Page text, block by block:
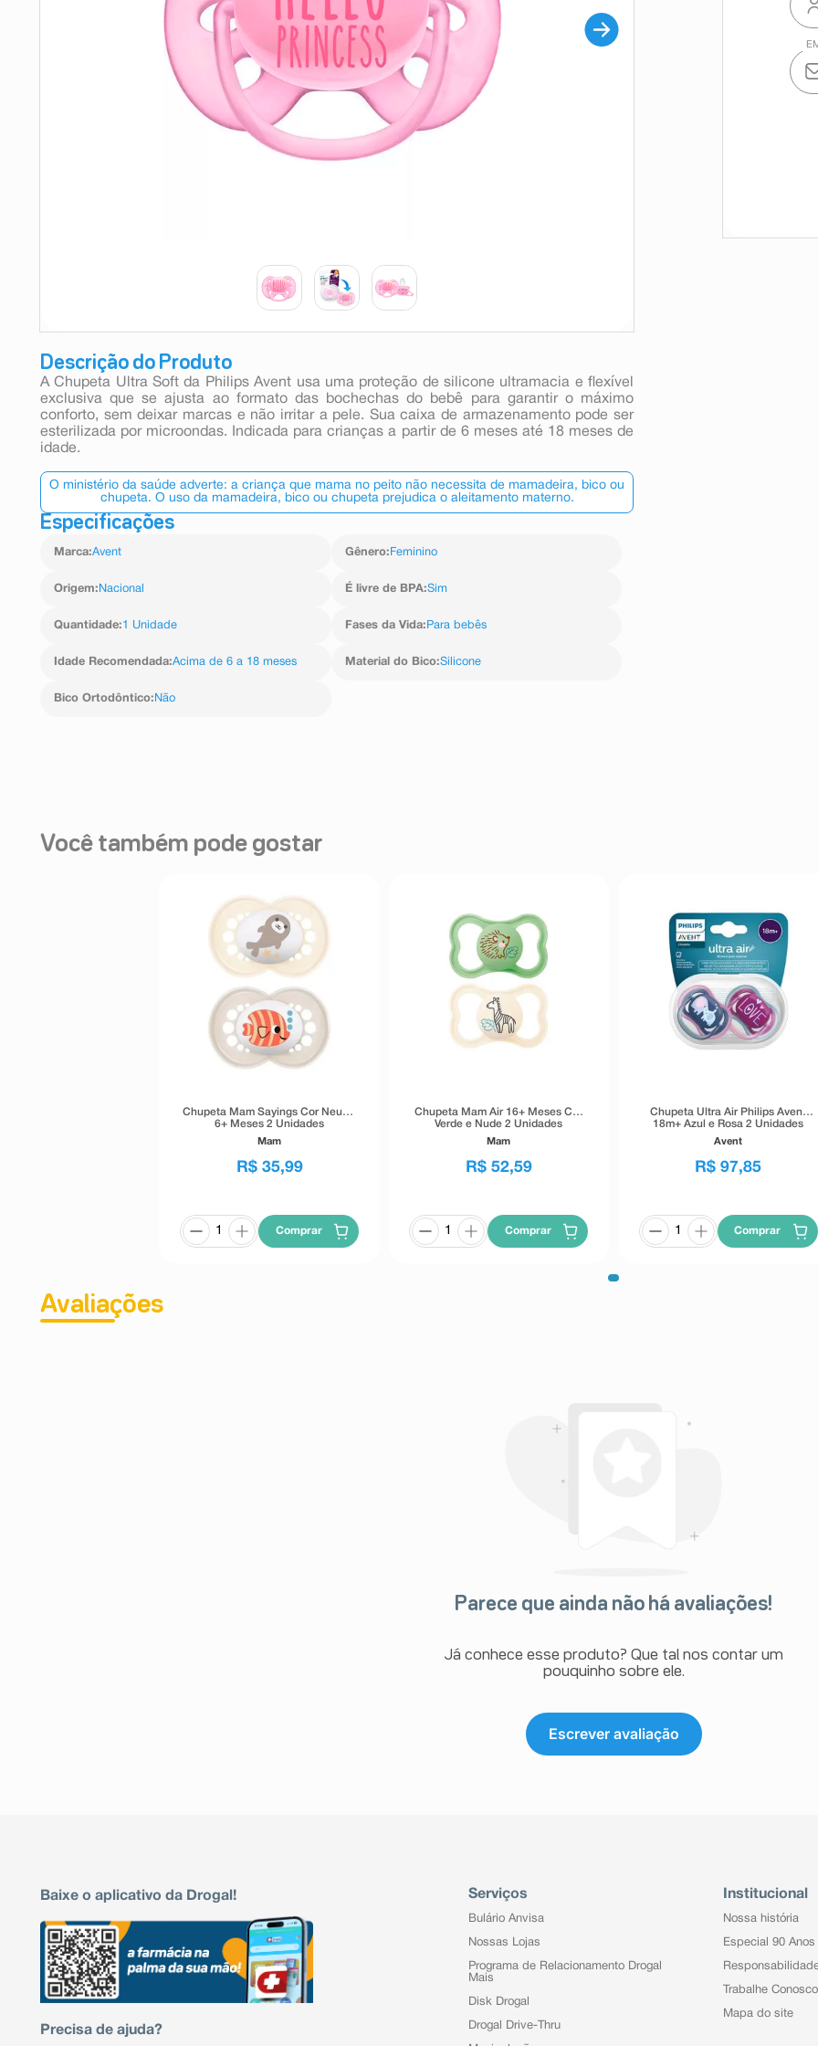
Descrição do Produto
A Chupeta Ultra Soft da Philips Avent usa uma proteção de silicone ultramacia e flexível
exclusiva que se ajusta ao formato das bochechas do bebê para garantir o máximo
conforto, sem deixar marcas e não irritar a pele. Sua caixa de armazenamento pode ser
esterilizada por microondas. Indicada para crianças a partir de 6 meses até 18 meses de
idade.
O ministério da saúde adverte: a criança que mama no peito não necessita de mamadeira, bico ou
chupeta. O uso da mamadeira, bico ou chupeta prejudica o aleitamento materno.
Especificações
Marca:Avent Gênero: Feminino
Origem: Nacional É livre de BPA:Sim
Quantidade:1 Unidade Fases da Vida: Para bebês
Idade Recomendada:Acima de 6 a 18 meses Material do Bico:Silicone
Bico Ortodôntico: Não
Você também pode gostar
Chupeta Mam Sayings Cor Neutra
6+ Meses 2 Unidades
Mam
R$ 35,99
Comprar
Chupeta Mam Air 16+ Meses Cor
Verde e Nude 2 Unidades
Mam
R$ 52,59
Comprar
Chupeta Ultra Air Philips Avent
18m+ Azul e Rosa 2 Unidades
Avent
R$ 97,85
Comprar
Avaliações
Parece que ainda não há avaliações!
Já conhece esse produto? Que tal nos contar um
pouquinho sobre ele.
Escrever avaliação
Baixe o aplicativo da Drogal!
Precisa de ajuda?
Serviços
Bulário Anvisa
Nossas Lojas
Programa de Relacionamento Drogal
Mais
Disk Drogal
Drogal Drive-Thru
Institucional
Nossa história
Especial 90 Anos
Trabalhe Conosco
Mapa do site
esmalte
10
absorvente